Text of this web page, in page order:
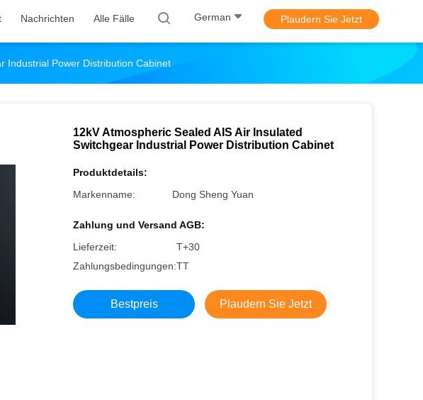
Nachrichten Alle Fälle German Plaudern Sie Jetzt
Industrial Power Distribution Cabinet
12kV Atmospheric Sealed AIS Air Insulated
Switchgear Industrial Power Distribution Cabinet
Produktdetails:
Markenname:
Dong Sheng Yuan
Zahlung und Versand AGB:
Lieferzeit:
T+30
Zahlungsbedingungen:TT
Bestpreis Plaudern Sie Jetzt